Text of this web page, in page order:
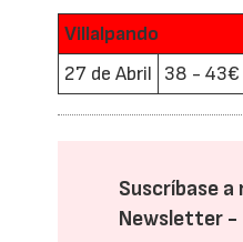
Villalpando
27 de Abril
38 - 43€
Suscríbase a
Newsletter -